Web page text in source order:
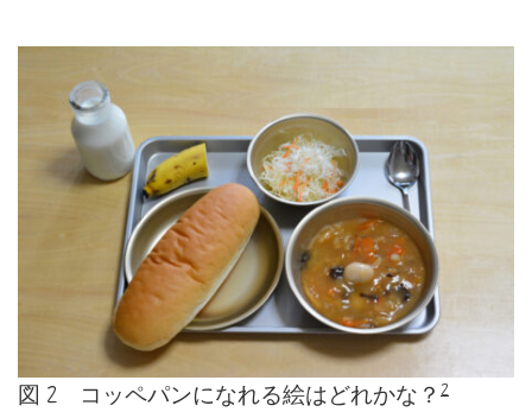
図 2 コッペパンになれる絵はどれかな？ 2